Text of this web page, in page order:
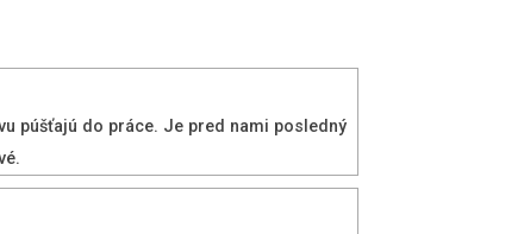
púšťajú do práce. Je pred nami posledný